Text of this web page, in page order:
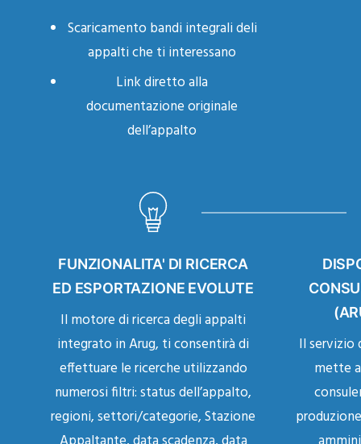
Scaricamento bandi integrali deli
appalti che ti interessano
Link diretto alla
documentazione originale
dell’appalto
FUNZIONALITA' DI RICERCA
ED ESPORTAZIONE EVOLUTE
Il motore di ricerca degli appalti
integrato in Arug, ti consentirà di
effettuare le ricerche utilizzando
numerosi filtri: status dell’appalto,
regioni, settori/categorie, Stazione
Il servizio
mette